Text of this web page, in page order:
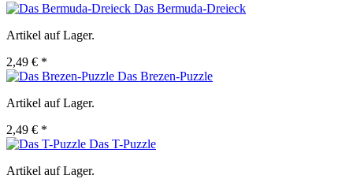
Das Bermuda-Dreieck
Artikel auf Lager.
2,49 € *
Das Brezen-Puzzle
Artikel auf Lager.
2,49 € *
Das T-Puzzle
Artikel auf Lager.